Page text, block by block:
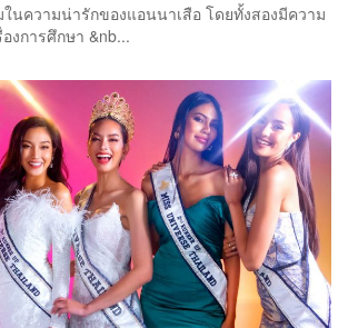
นความน่ารักของแอนนาเสือ โดยทั้งสองมีความ
งการศึกษา &nb...